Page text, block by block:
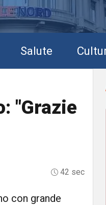
Salute
"Grazie
42 sec
con grande